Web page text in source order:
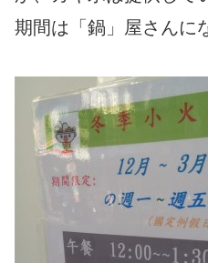
期間は「鍋」屋さんに